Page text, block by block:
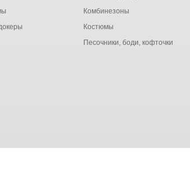
Комбинезоны
Костюмы
Песочники, боди, кофточки